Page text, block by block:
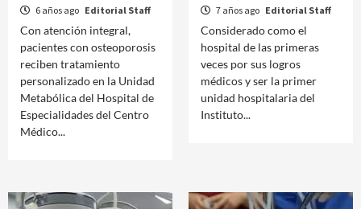
6 años ago Editorial Staff
Con atención integral,
pacientes con osteoporosis
reciben tratamiento
personalizado en la Unidad
Metabólica del Hospital de
Especialidades del Centro
Médico...
7 años ago Editorial Staff
Considerado como el
hospital de las primeras
veces por sus logros
médicos y ser la primer
unidad hospitalaria del
Instituto...